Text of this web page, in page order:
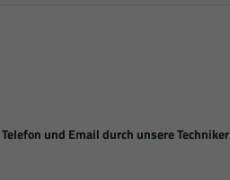
und Email durch unsere Techniker